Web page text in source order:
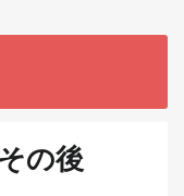
の後